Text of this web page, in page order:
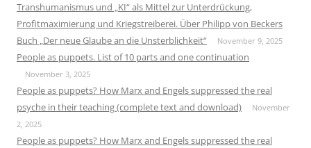
Transhumanismus und „KI“ als Mittel zur Unterdrückung,
Profitmaximierung und Kriegstreiberei. Über Philipp von Beckers
Buch „Der neue Glaube an die Unsterblichkeit“
November 9, 2025
People as puppets. List of 10 parts and one continuation
November 3, 2025
People as puppets? How Marx and Engels suppressed the real
psyche in their teaching (complete text and download)
November
2, 2025
People as puppets? How Marx and Engels suppressed the real